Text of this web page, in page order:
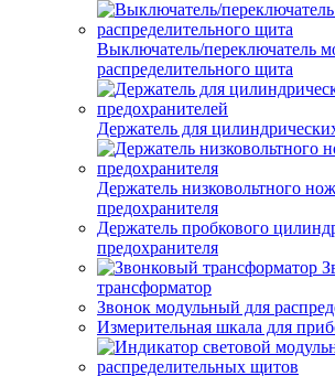
Выключатель/переключатель
распределительного щита
Держатель для
Держатель низковольтного
предохранителя
Держатель пробкового
предохранителя
трансформатор
Звонок модульный для
Измерительная шкала для